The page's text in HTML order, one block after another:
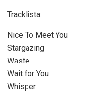
Tracklista:
Nice To Meet You
Stargazing
Waste
Wait for You
Whisper